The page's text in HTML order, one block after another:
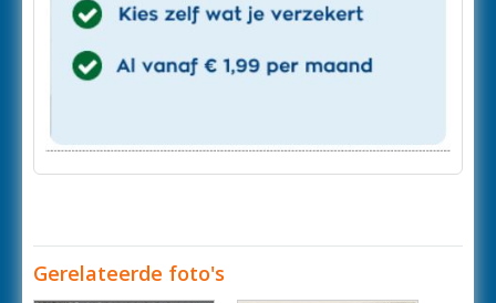
Gerelateerde foto's